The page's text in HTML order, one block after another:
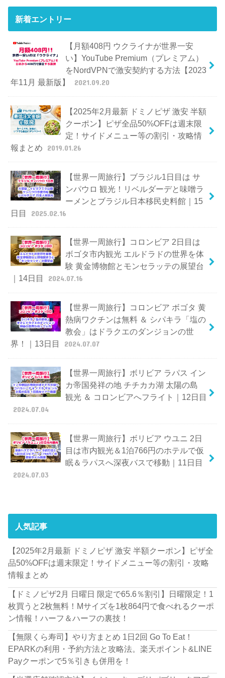
新着エントリー
【月額408円 ウクライナが世界一安
い】YouTube Premium（プレミアム）
をNordVPNで激安契約する方法【2023
年11月 最新版】
2021.09.20
【2025年2月最新 ドミノピザ 激安 半額
クーポン】ピザ全品50%OFFは週末限
定！サイドメニュー等の割引・攻略情
報まとめ
2019.01.26
【世界一周旅行】ブラジル1日目は サ
ンパウロ 観光！リベルダーデと味噌ラ
ーメンとブラジル日本移民史料館｜15
日目
2025.02.16
【世界一周旅行】コロンビア 2日目は
ボゴタ市内観光 エルドラドの世界を体
験 黄金博物館とモンセラッテの展望台
｜14日目
2024.07.16
【世界一周旅行】コロンビア ボゴタ 黄
熱病ワクチンは無料 ＆ シパキラ「塩の
教会」はドラクエのダンジョンの世
界！｜13日目
2024.07.07
【世界一周旅行】ボリビア ラパス イン
カ帝国発祥の地 チチカカ湖 太陽の島
観光 ＆ コロンビアへフライト｜12日目
2024.07.04
【世界一周旅行】ボリビア ウユニ 2日
目は市内観光＆1泊766円のホテルで仮
眠＆ラパスへ深夜バスで移動｜11日目
2024.07.03
人気記事
【2025年2月最新 ドミノピザ 激安 半額クーポン】ピザ全
品50%OFFは週末限定！サイドメニュー等の割引・攻略
情報まとめ
【ドミノピザ2月 日曜日 限定で65.6％割引】日曜限定！1
枚買うと2枚無料！Mサイズを1枚864円で食べれるクーポ
ン情報！ハーフ＆ハーフの裏技！
【無限くら寿司】やり方まとめ 1日2回 Go To Eat！
EPARKの利用・予約方法と攻略法。楽天ポイント&LINE
Payクーポンで5％引きも併用を！